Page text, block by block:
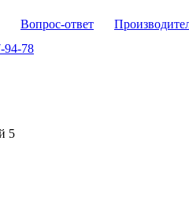
Вопрос-ответ
94-78
5